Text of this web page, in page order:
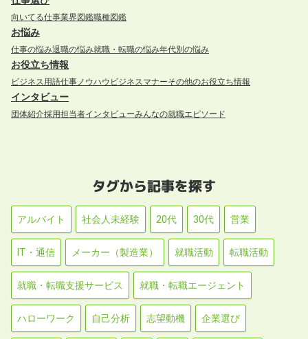
向いてる仕事業界図鑑職種図鑑
お悩み
仕事の悩み退職の悩み就職・転職の悩み年代別の悩み
お役立ち情報
ビジネス用語仕事ノウハウ ビジネスマナーその他のお役立ち情報
インタビュー
団体紹介採用担当者インタビューみんなの就職エピソード
タグから記事を探す
アルバイト 社会人未経験 20代 30代 営業
IT・通信 メーカー（製造業） 就職活動 転職活動
就職・転職支援サービス 就職・転職エージェント
ハローワーク 自己分析 志望動機 企業選び